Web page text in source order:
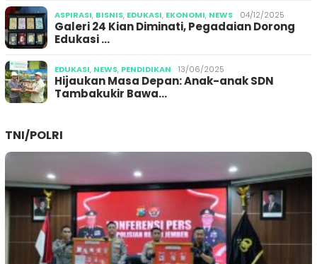
ASPIRASI, BISNIS, EDUKASI, EKONOMI, NEWS 04/12/2025
Galeri 24 Kian Diminati, Pegadaian Dorong
Edukasi …
EDUKASI, NEWS, PENDIDIKAN 13/06/2025
Hijaukan Masa Depan: Anak-anak SDN
Tambakukir Bawa…
TNI/POLRI